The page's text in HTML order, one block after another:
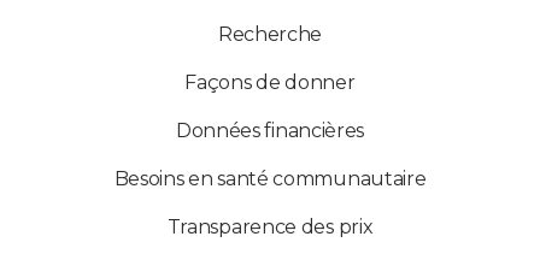
Recherche
Façons de donner
Données financières
Besoins en santé communautaire
Transparence des prix